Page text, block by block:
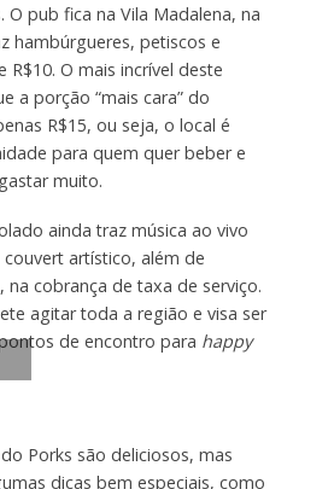
O pub fica na Vila Madalena, na
hambúrgueres, petiscos e
R$10. O mais incrível deste
a porção “mais cara” do
R$15, ou seja, o local é
para quem quer beber e
muito.
ainda traz música ao vivo
artístico, além de
na cobrança de taxa de serviço.
agitar toda a região e visa ser
de encontro para happy
Porks são deliciosos, mas
dicas bem especiais, como